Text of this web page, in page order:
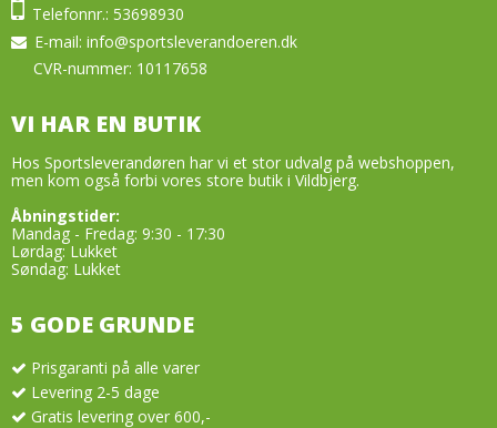
Telefonnr.: 53698930
E-mail: info@sportsleverandoeren.dk
CVR-nummer: 10117658
VI HAR EN BUTIK
Hos Sportsleverandøren har vi et stor udvalg på webshoppen,
men kom også forbi vores store butik i Vildbjerg.
Åbningstider:
Mandag - Fredag: 9:30 - 17:30
Lørdag: Lukket
Søndag: Lukket
5 GODE GRUNDE
Prisgaranti på alle varer
Levering 2-5 dage
Gratis levering over 600,-